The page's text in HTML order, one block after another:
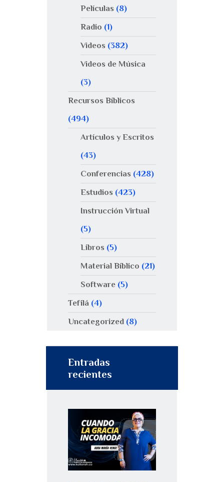
Películas (8)
Radio (1)
Videos (382)
Videos de Música
(3)
Recursos Bíblicos
(494)
Artículos y Escritos
(43)
Conferencias (428)
Estudios (423)
Instrucción Virtual
(5)
Libros (5)
Material Bíblico (21)
Software(5)
Tefilá (4)
Uncategorized (8)
Entradas
recientes